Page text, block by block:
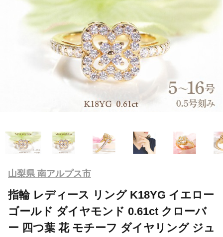
山梨県 南アルプス市
指輪 レディース リング K18YG イエロー
ゴールド ダイヤモンド 0.61ct クローバ
ー 四つ葉 花 モチーフ ダイヤリング ジュ